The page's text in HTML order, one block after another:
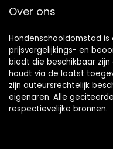
Over ons
Hondenschooldomstad
prijsvergelijkings- en
biedt die beschikbaar
houdt via de laatst
zijn auteursrechtelijk
eigenaren. Alle
respectievelijke bronnen.